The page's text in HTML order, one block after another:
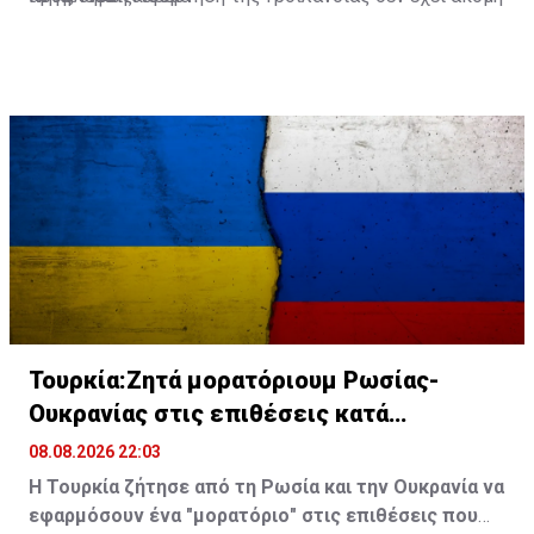
Τουρκία:Ζητά μορατόριουμ Ρωσίας-
Ουκρανίας στις επιθέσεις κατά
εμπορικών πλοίων
08.08.2026 22:03
Η Τουρκία ζήτησε από τη Ρωσία και την Ουκρανία να
εφαρμόσουν ένα "μορατόριο" στις επιθέσεις που